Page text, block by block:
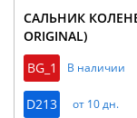
САЛЬНИК
ORIGINAL)
BG_1
В наличии
D213 от 10 дн.